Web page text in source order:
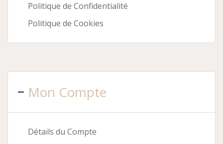
Politique de Confidentialité
Politique de Cookies
Mon Compte
Détails du Compte